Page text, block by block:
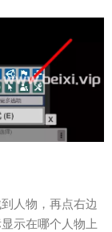
人物，再点右边
示在哪个人物上